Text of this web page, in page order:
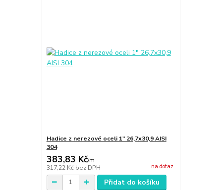
Hadice z nerezové oceli 1" 26,7x30,9 AISI
304
383,83 Kč/m
317,22 Kč bez DPH na dotaz
Přidat do košíku